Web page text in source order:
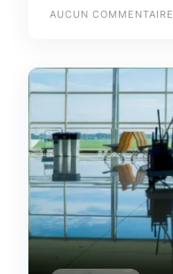
AUCUN COMMENTAIRE